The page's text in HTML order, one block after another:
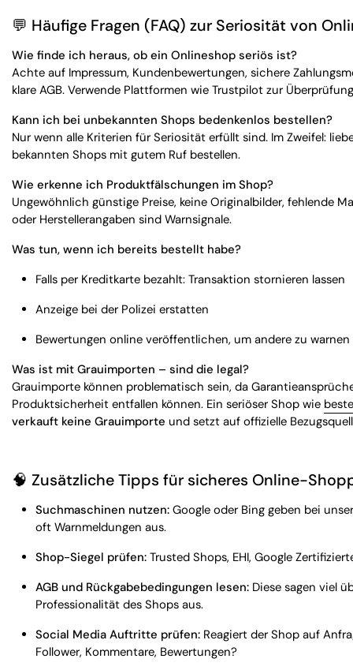
💬 Häufige Fragen (FAQ) zur Seriosität von
Wie finde ich heraus, ob ein Onlineshop seriös ist?
Achte auf Impressum, Kundenbewertungen, sichere
klare AGB. Verwende Plattformen wie Trustpilot zur
Kann ich bei unbekannten Shops bedenkenlos bestellen?
Nur wenn alle Kriterien für Seriosität erfüllt sind. Im Zweifel:
bekannten Shops mit gutem Ruf bestellen.
Wie erkenne ich Produktfälschungen im Shop?
Ungewöhnlich günstige Preise, keine Originalbilder, fehlende
oder Herstellerangaben sind Warnsignale.
Was tun, wenn ich bereits bestellt habe?
Falls per Kreditkarte bezahlt: Transaktion stornieren lassen
Anzeige bei der Polizei erstatten
Bewertungen online veröffentlichen, um andere zu warnen
Was ist mit Grauimporten – sind die legal?
Grauimporte können problematisch sein, da
Produktsicherheit entfallen können. Ein seriöser Shop wie
verkauft keine Grauimporte und setzt auf offizielle
🧠 Zusätzliche Tipps für sicheres Online-
Suchmaschinen nutzen:Google oder Bing geben bei
oft Warnmeldungen aus.
Shop-Siegel prüfen:Trusted Shops, EHI, Google
AGB und Rückgabebedingungen lesen:Diese sagen viel
Professionalität des Shops aus.
Social Media Auftritte prüfen:Reagiert der Shop auf
Follower, Kommentare, Bewertungen?